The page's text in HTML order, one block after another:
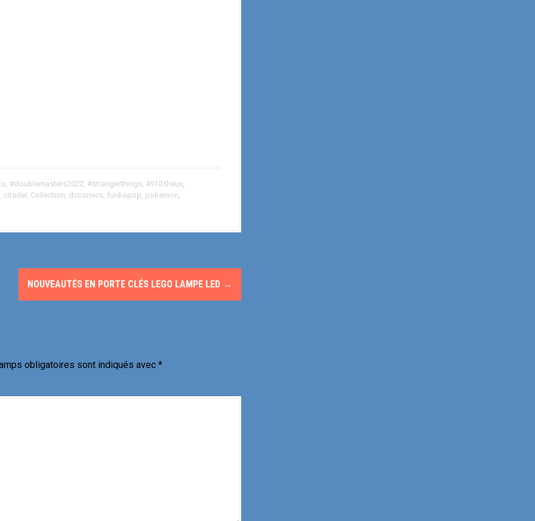
, #doublemasters2022, #strangerthings, 4910 theux,
, citadel , Collection, dccomics, funkopop, pokemon,
NOUVEAUTÉS EN PORTE CLÉS LEGO LAMPE LED →
obligatoires sont indiqués avec *